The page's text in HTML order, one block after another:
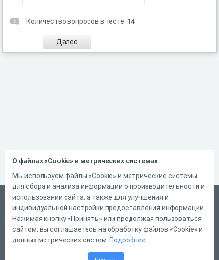
Количество вопросов в тесте: 14
Русский
Справка
Форма обратной связи
О файлах «Cookie» и метрических системах
Мы используем файлы «Cookie» и метрические системы
для сбора и анализа информации о производительности и
использовании сайта, а также для улучшения и
индивидуальной настройки предоставления информации.
Нажимая кнопку «Принять» или продолжая пользоваться
сайтом, вы соглашаетесь на обработку файлов «Cookie» и
данных метрических систем. Подробнее